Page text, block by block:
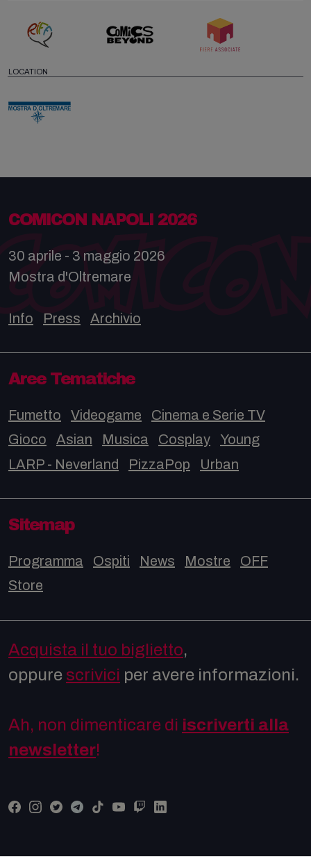
LOCATION
COMICON NAPOLI 2026
30 aprile - 3 maggio 2026
Mostra d'Oltremare
Info Press Archivio
Aree Tematiche
Fumetto Videogame
Cinema e Serie TV
Gioco
Asian Musica Cosplay
Young
LARP - Neverland
PizzaPop Urban
Sitemap
Programma Ospiti News Mostre
OFF
Store
Acquista il tuo biglietto,
oppure scrivici per avere informazioni.
Ah, non dimenticare di iscriverti alla
newsletter!